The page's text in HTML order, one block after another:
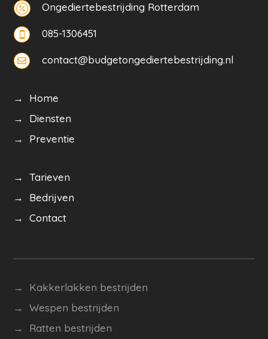
 Ongediertebestrijding Rotterdam
 085-1306451
 contact@budgetongediertebestrijding.nl
→ Home
→ Diensten
→ Preventie
→ Tarieven
→ Bedrijven
→ Contact
→ Kakkerlakken bestrijden
→ Wespen bestrijden
→ Ratten bestrijden